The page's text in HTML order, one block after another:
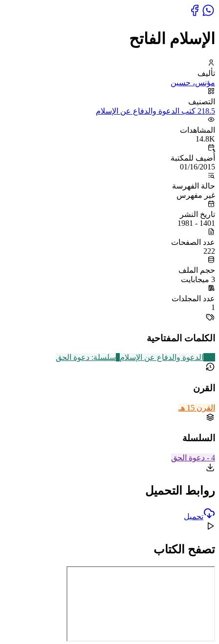
الإسلام الفاتح
تأليف
مؤنس، حسين
التصنيف
218.5 كتب الدعوة والدفاع عن الإسلام
المشاهدات
14.8K
أُضيف للمكتبة
01/16/2015
حالة الفهرسة
غير مفهرس
تاريخ النشر
1401 - 1981
عدد الصفحات
222
حجم الملف
3 ميجابايت
عدد المجلدات
1
الكلمات المفتاحية
الدعوة والدفاع عن الإسلام سلسلة: دعوة الحق
القرن
القرن 15 هـ
السلسلة
4 - دعوة الحق
روابط التحميل
تحميل
تصفح الكتاب